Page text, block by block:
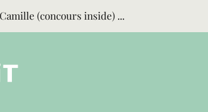
(concours inside) ...